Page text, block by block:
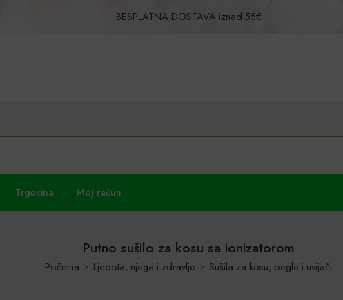
BESPLATNA DOSTAVA iznad 55€
Trgovina Moj račun
Putno sušilo za kosu sa ionizatorom
Početna Ljepota, njega i zdravlje Sušila za kosu, pegle i uvijači